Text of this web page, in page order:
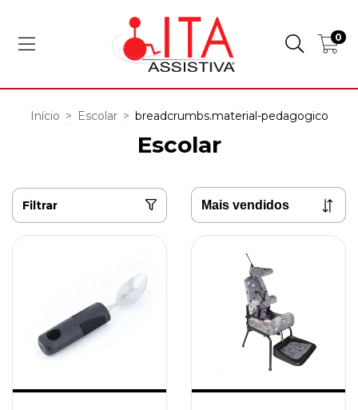
0
Início > Escolar > breadcrumbs.material-pedagogico
Escolar
Filtrar